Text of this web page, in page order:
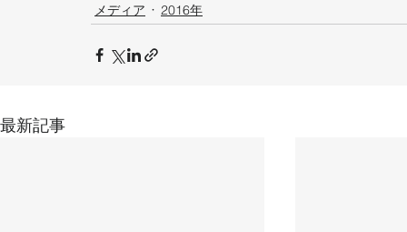
メディア 2016年
最新記事